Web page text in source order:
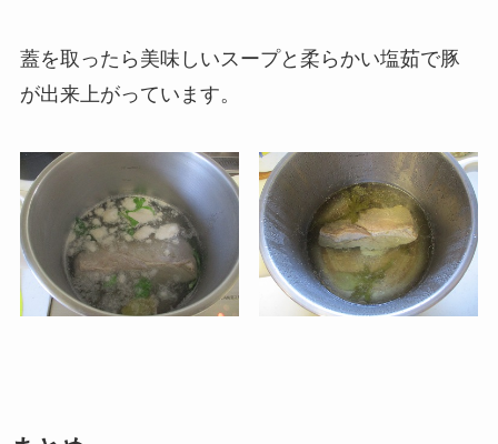
蓋を取ったら美味しいスープと柔らかい塩茹で豚
が出来上がっています。